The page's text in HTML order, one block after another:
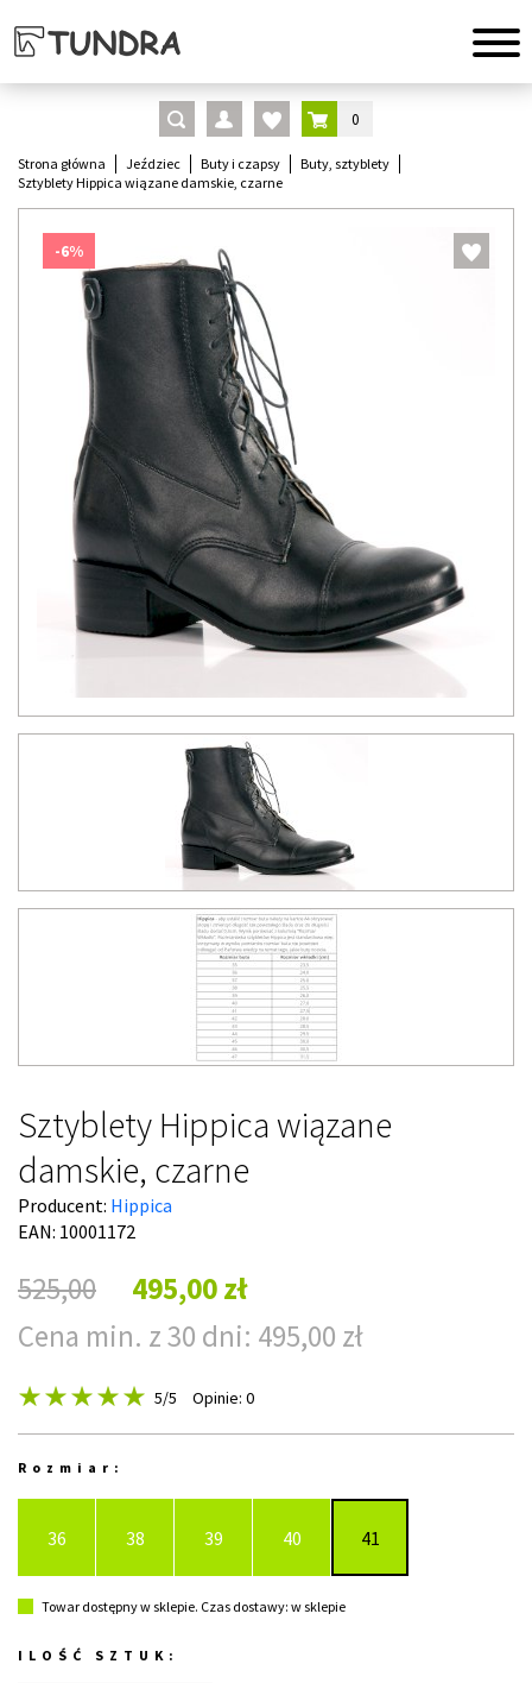
0
Strona główna Jeździec Buty i czapsy
Buty, sztyblety
Sztyblety Hippica wiązane damskie, czarne
-6%
Sztyblety Hippica wiązane
damskie, czarne
Producent: Hippica
EAN: 10001172
525,00
495,00 zł
Cena min. z 30 dni: 495,00 zł
5/5 Opinie: 0
Rozmiar:
36 38 39 40 41
Towar dostępny w sklepie. Czas dostawy: w sklepie
ILOŚĆ SZTUK: